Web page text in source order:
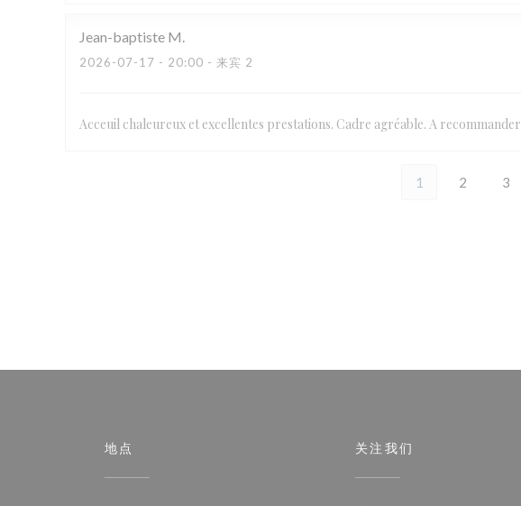
Jean-baptiste M
2026-07-17 - 20:00 - 来宾 2
Acceuil chaleureux et excellentes prestations. Cadre agréable. A recommander
1 2 3
地点 关注我们